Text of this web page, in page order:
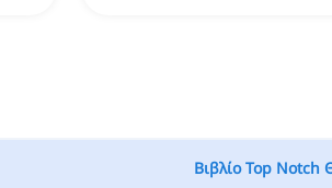
Βιβλίο Top Notch